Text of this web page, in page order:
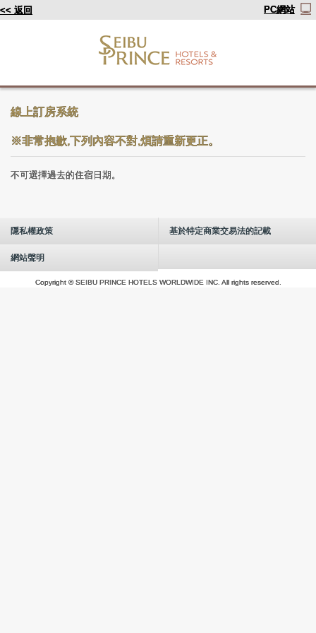
<< 返回 PC網站
線上訂房系統
※非常抱歉,下列內容不對,煩請重新更正。
不可選擇過去的住宿日期。
隱私權政策 基於特定商業交易法的記載
網站聲明
Copyright © SEIBU PRINCE HOTELS WORLDWIDE INC. All rights reserved.